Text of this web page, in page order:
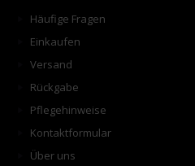
Häufige Fragen
Einkaufen
Versand
Rückgabe
Pflegehinweise
Kontaktformular
Über uns